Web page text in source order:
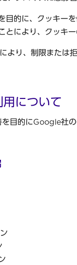
的に、クッキーを
により、クッキ
より、制限または
について
目的にGoogle社